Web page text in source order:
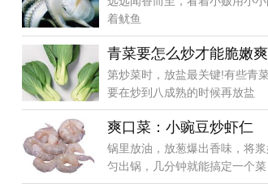
着鱿鱼
青菜要怎么炒才能脆嫩
第炒菜时，放盐最关键!有些青
要在炒到八成熟的时候再放盐
爽口菜：小豌豆炒虾仁
锅里放油，放葱爆出香味，将
匀出锅，几分钟就能搞定一个菜